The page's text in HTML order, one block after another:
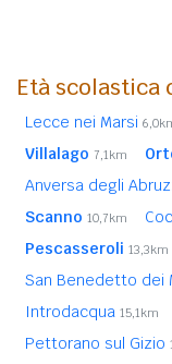
Età
Lecce nei Marsi
Villalago 7,1km
Anversa degli
Scanno 10,7km
Pescasseroli 13,3km
San Benedetto dei
Introdacqua 15,1km
Pettorano sul Gizio